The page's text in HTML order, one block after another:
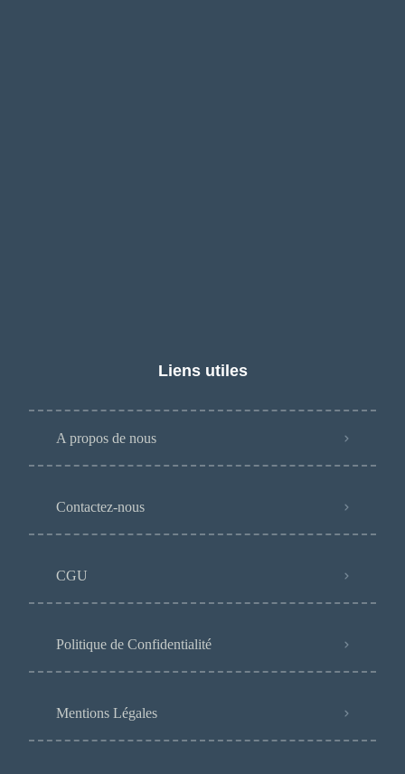
Liens utiles
A propos de nous
Contactez-nous
CGU
Politique de Confidentialité
Mentions Légales